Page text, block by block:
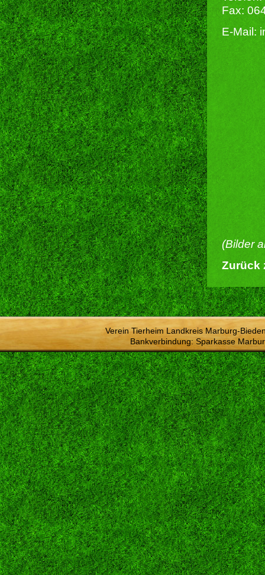
Fax:
E-Mail:
(Bilder
Zurück
Verein Tierheim Landkreis Marburg-
Bankverbindung: Sparkasse